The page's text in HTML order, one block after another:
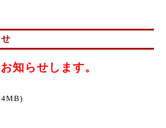
知らせします。